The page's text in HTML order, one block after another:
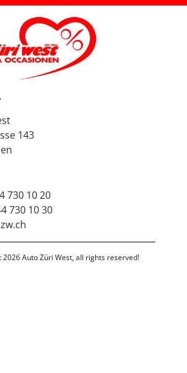
Sehr geschätzt haben wir
vor der Übergabe extra noch ein Service
wurde, damit wir mit dem Fahrzeug
Das ist nicht selbstverständlich und
Eindruck nochmals verstärkt. Wir
über unseren Peugeot 2008 und
herzlich bei Auto Züri West sowie bei
Salerno für die angenehme Beratung,
und den super Deal.
143
730 10 20
730 10 30
Auto Züri West, all rights reserved!